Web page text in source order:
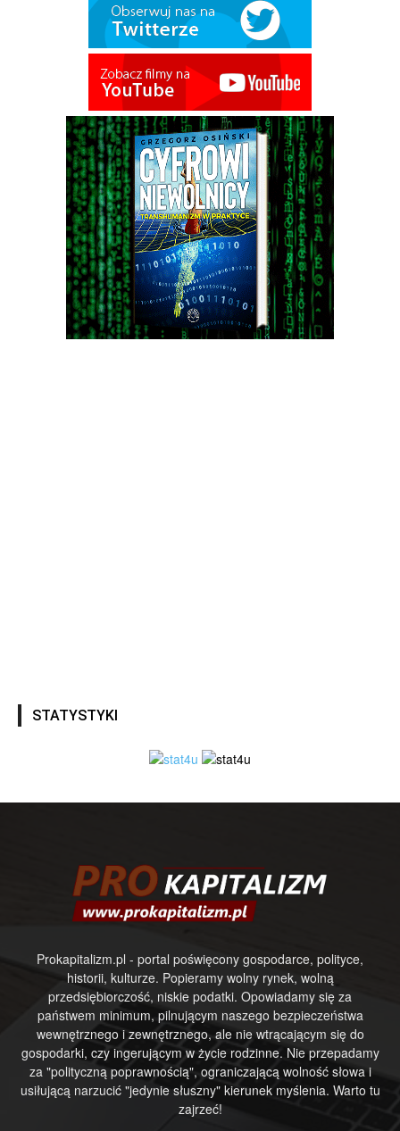
STATYSTYKI
Prokapitalizm.pl - portal poświęcony gospodarce, polityce,
historii, kulturze. Popieramy wolny rynek, wolną
przedsiębiorczość, niskie podatki. Opowiadamy się za
państwem minimum, pilnującym naszego bezpieczeństwa
wewnętrznego i zewnętrznego, ale nie wtrącającym się do
gospodarki, czy ingerującym w życie rodzinne. Nie przepadamy
za "polityczną poprawnością", ograniczającą wolność słowa i
usiłującą narzucić "jedynie słuszny" kierunek myślenia. Warto tu
zajrzeć!